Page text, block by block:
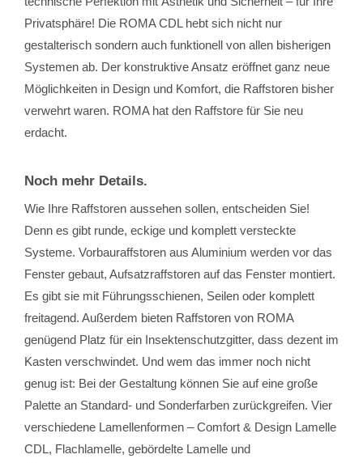
Privatsphäre! Die ROMA CDL hebt sich nicht nur
gestalterisch sondern auch funktionell von allen bisherigen
Systemen ab. Der konstruktive Ansatz eröffnet ganz neue
Möglichkeiten in Design und Komfort, die Raffstoren bisher
verwehrt waren. ROMA hat den Raffstore für Sie neu
erdacht.
Noch mehr Details.
Wie Ihre Raffstoren aussehen sollen, entscheiden Sie!
Denn es gibt runde, eckige und komplett versteckte
Systeme. Vorbauraffstoren aus Aluminium werden vor das
Fenster gebaut, Aufsatzraffstoren auf das Fenster montiert.
Es gibt sie mit Führungsschienen, Seilen oder komplett
freitagend. Außerdem bieten Raffstoren von ROMA
genügend Platz für ein Insektenschutzgitter, dass dezent im
Kasten verschwindet. Und wem das immer noch nicht
genug ist: Bei der Gestaltung können Sie auf eine große
Palette an Standard- und Sonderfarben zurückgreifen. Vier
verschiedene Lamellenformen – Comfort & Design Lamelle
CDL, Flachlamelle, gebördelte Lamelle und